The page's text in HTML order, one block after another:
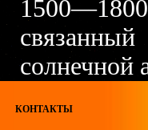
солнечной
КОНТАКТЫ